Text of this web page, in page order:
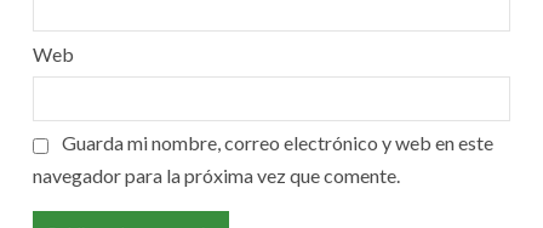
Web
Guarda mi nombre, correo electrónico y web en este
navegador para la próxima vez que comente.